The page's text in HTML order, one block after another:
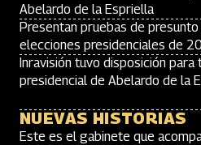
Abelardo de la Espriella
Presentan pruebas de
elecciones presidenciales de
Inravisión tuvo disposición
presidencial de Abelardo de la
NUEVAS HISTORIAS
Este es el gabinete que